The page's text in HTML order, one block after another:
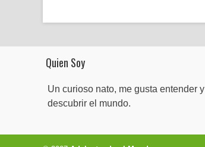
Quien Soy
Un curioso nato, me gusta entender y
descubrir el mundo.